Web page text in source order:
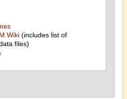
Wiki(includes list of
files)